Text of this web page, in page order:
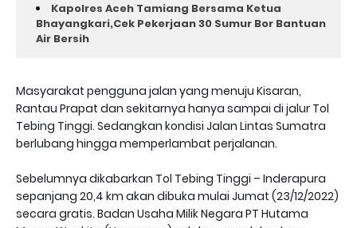
Kapolres Aceh Tamiang Bersama Ketua
Bhayangkari,Cek Pekerjaan 30 Sumur Bor Bantuan
Air Bersih
Masyarakat pengguna jalan yang menuju Kisaran,
Rantau Prapat dan sekitarnya hanya sampai di jalur Tol
Tebing Tinggi. Sedangkan kondisi Jalan Lintas Sumatra
berlubang hingga memperlambat perjalanan.
Sebelumnya dikabarkan Tol Tebing Tinggi – Inderapura
sepanjang 20,4 km akan dibuka mulai Jumat (23/12/2022)
secara gratis. Badan Usaha Milik Negara PT Hutama